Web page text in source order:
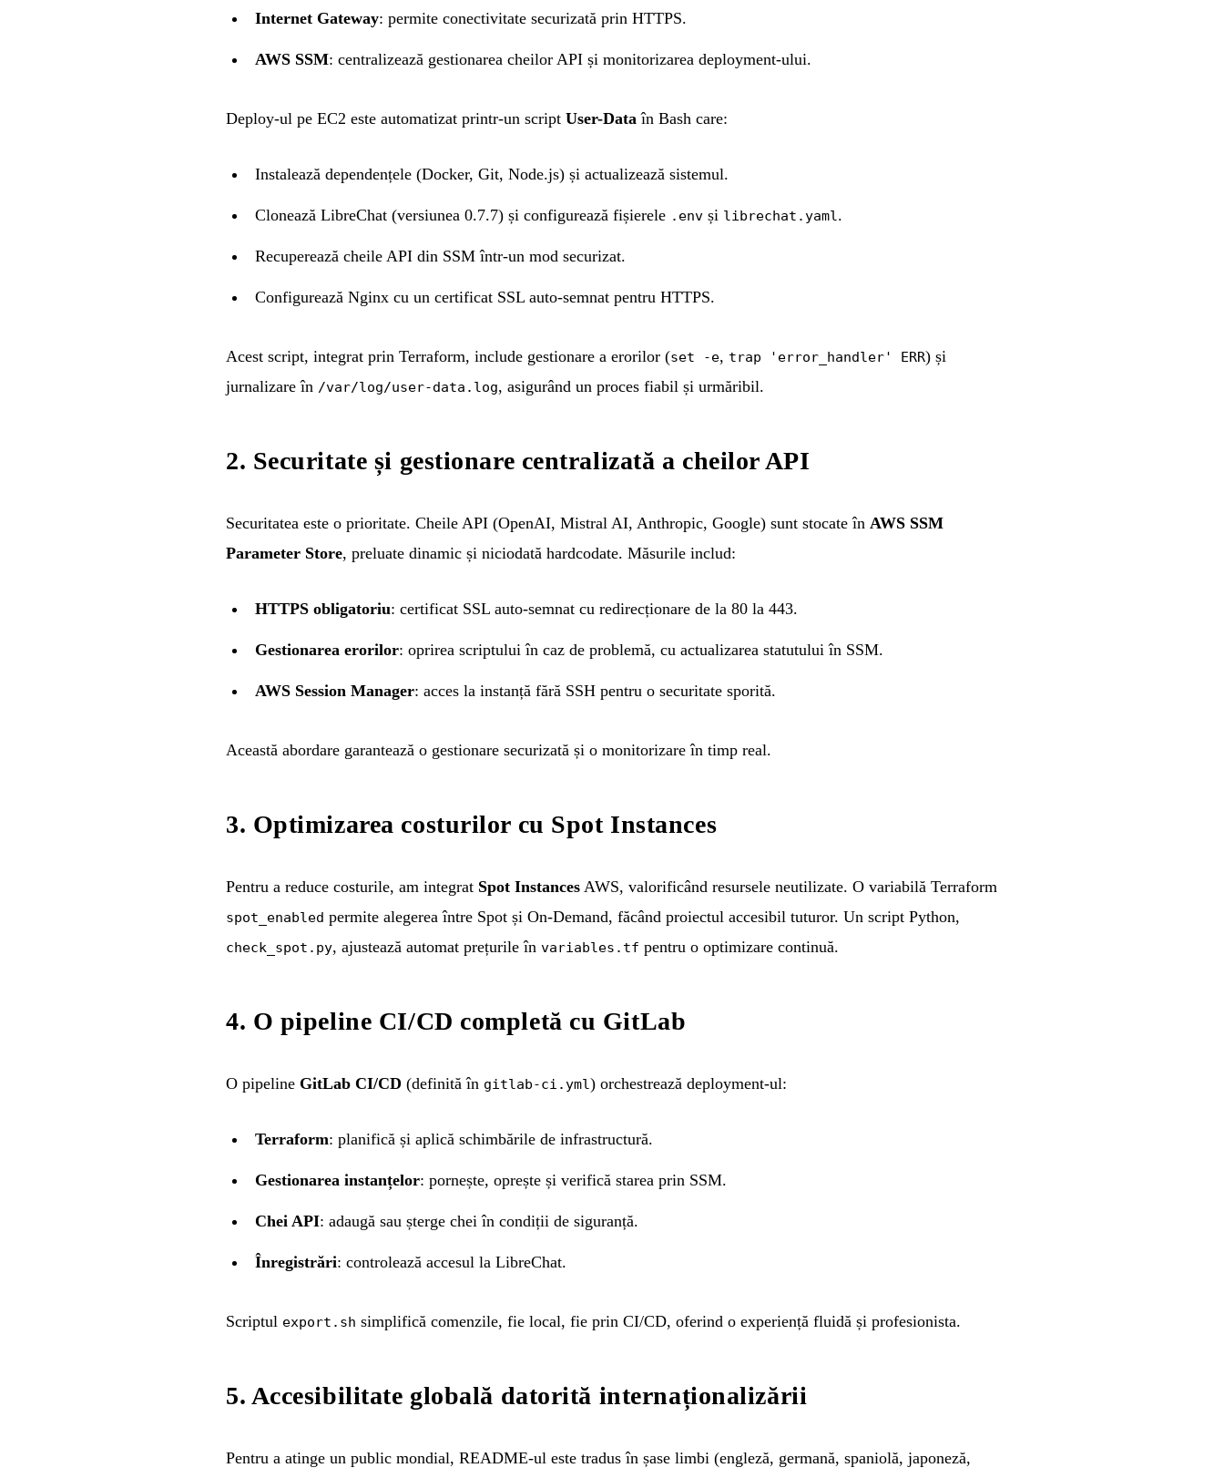
Internet Gateway: permite conectivitate securizată prin HTTPS.
AWS SSM: centralizează gestionarea cheilor API și monitorizarea deployment-ului.
Deploy-ul pe EC2 este automatizat printr-un script User-Data în Bash care:
Instalează dependențele (Docker, Git, Node.js) și actualizează sistemul.
Clonează LibreChat (versiunea 0.7.7) și configurează fișierele .env și librechat.yaml.
Recuperează cheile API din SSM într-un mod securizat.
Configurează Nginx cu un certificat SSL auto-semnat pentru HTTPS.
Acest script, integrat prin Terraform, include gestionare a erorilor (set -e, trap 'error_handler' ERR) și
jurnalizare în /var/log/user-data.log, asigurând un proces fiabil și urmăribil.
2. Securitate și gestionare centralizată a cheilor API
Securitatea este o prioritate. Cheile API (OpenAI, Mistral AI, Anthropic, Google) sunt stocate în AWS SSM
Parameter Store, preluate dinamic și niciodată hardcodate. Măsurile includ:
HTTPS obligatoriu: certificat SSL auto-semnat cu redirecționare de la 80 la 443.
Gestionarea erorilor: oprirea scriptului în caz de problemă, cu actualizarea statutului în SSM.
AWS Session Manager: acces la instanță fără SSH pentru o securitate sporită.
Această abordare garantează o gestionare securizată și o monitorizare în timp real.
3. Optimizarea costurilor cu Spot Instances
Pentru a reduce costurile, am integrat Spot Instances AWS, valorificând resursele neutilizate. O variabilă Terraform
spot_enabled permite alegerea între Spot și On-Demand, făcând proiectul accesibil tuturor. Un script Python,
check_spot.py, ajustează automat prețurile în variables.tf pentru o optimizare continuă.
4. O pipeline CI/CD completă cu GitLab
O pipeline GitLab CI/CD (definită în gitlab-ci.yml) orchestrează deployment-ul:
Terraform: planifică și aplică schimbările de infrastructură.
Gestionarea instanțelor: pornește, oprește și verifică starea prin SSM.
Chei API: adaugă sau șterge chei în condiții de siguranță.
Înregistrări: controlează accesul la LibreChat.
Scriptul export.sh simplifică comenzile, fie local, fie prin CI/CD, oferind o experiență fluidă și profesionista.
5. Accesibilitate globală datorită internaționalizării
Pentru a atinge un public mondial, README-ul este tradus în șase limbi (engleză, germană, spaniolă, japoneză,